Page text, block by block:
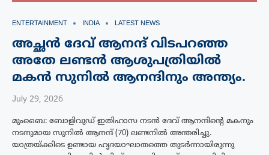
ENTERTAINMENT INDIA LATEST NEWS
അച്ഛൻ ദേവ് ആനന്ദ് വിടപറഞ്ഞ
അതേ ലണ്ടൻ ആശുപത്രിയിൽ
മകൻ സുനിൽ ആനന്ദിനും അന്ത്യം.
July 29, 2026
മുംബൈ: ബോളിവുഡ് ഇതിഹാസ നടൻ ദേവ് ആനന്ദിന്റെ മകനും
നടനുമായ സുനിൽ ആനന്ദ് (70) ലണ്ടനിൽ അന്തരിച്ചു.
യാത്രയ്‌ക്കിടെ ഉണ്ടായ ഹൃദയാഘാതത്തെ തുടർന്നായിരുന്നു